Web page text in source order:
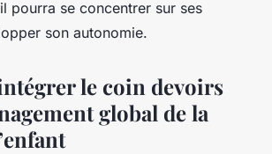
pourra se concentrer sur ses
son autonomie.
le coin devoirs
global de la